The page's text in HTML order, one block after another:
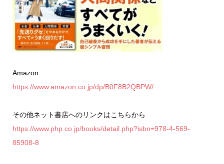
Amazon
https://www.amazon.co.jp/dp/B0F8B2QBPW/
その他ネット書店へのリンクはこちらから
https://www.php.co.jp/books/detail.php?isbn=978-4-569-
85908-8